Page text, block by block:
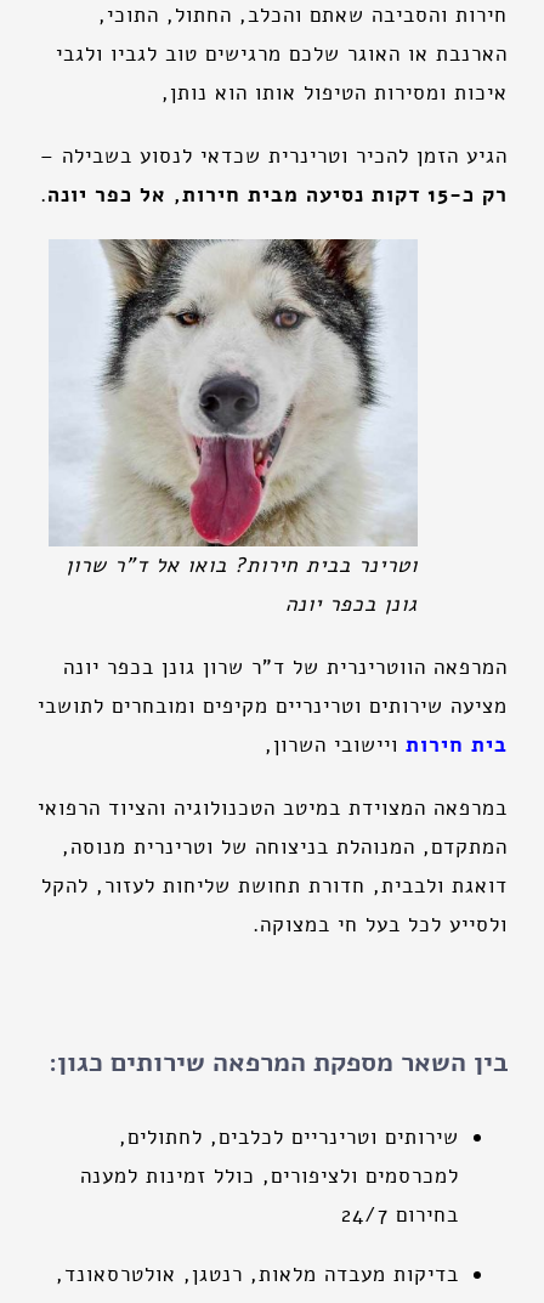
חירות והסביבה שאתם והכלב, החתול, התוכי,
הארנבת או האוגר שלכם מרגישים טוב לגביו ולגבי
איכות ומסירות הטיפול אותו הוא נותן,
הגיע הזמן להכיר וטרינרית שכדאי לנסוע בשבילה –
רק כ-15 דקות נסיעה מבית חירות, אל כפר יונה
.
וטרינר בבית חירות? בואו אל ד"ר שרון
גונן בכפר יונה
המרפאה הווטרינרית של ד"ר שרון גונן בכפר יונה
מציעה שירותים וטרינריים מקיפים ומובחרים לתושבי
בית חירות ויישובי השרון,
במרפאה המצוידת במיטב הטכנולוגיה והציוד הרפואי
המתקדם, המנוהלת בניצוחה של וטרינרית מנוסה,
דואגת ולבבית, חדורת תחושת שליחות לעזור, להקל
ולסייע לכל בעל חי במצוקה.
בין השאר מספקת המרפאה שירותים כגון:
שירותים וטרינריים לכלבים, לחתולים,
למכרסמים ולציפורים, כולל זמינות למענה
בחירום 24/7
בדיקות מעבדה מלאות, רנטגן, אולטרסאונד,